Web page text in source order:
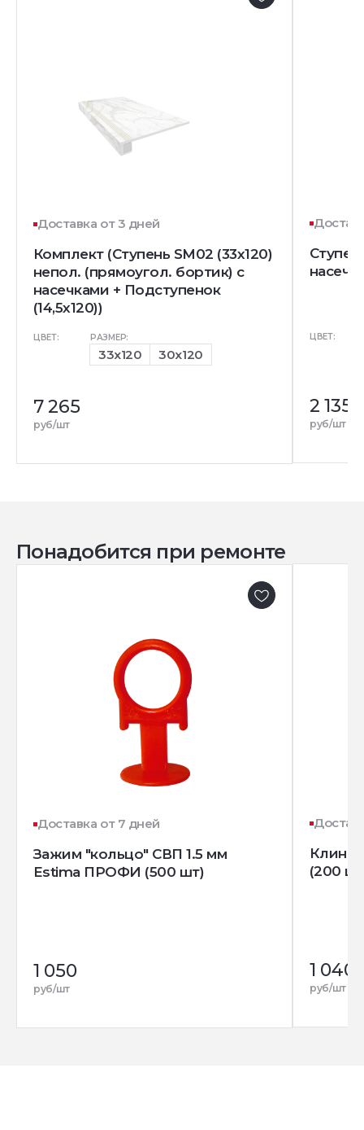
Доставка от 3 дней
Комплект (Ступень SM02 (33x120)
непол. (прямоугол. бортик) с
насечками + Подступенок
(14,5x120))
ЦВЕТ: РАЗМЕР:
33x120 30x120
7 265
руб/шт
ЦВЕТ:
2 135
руб/шт
Понадобится при ремонте
Доставка от 7 дней
Зажим "кольцо" СВП 1.5 мм
Estima ПРОФИ (500 шт)
1 050
руб/шт
Клин
(200
1 040
руб/шт